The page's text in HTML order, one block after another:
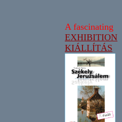
A fascinating
EXHIBITION
KIÁLLÍTÁS